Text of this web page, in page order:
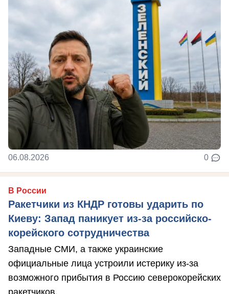
06.08.2026 0
В России
Ракетчики из КНДР готовы ударить по
Киеву: Запад паникует из-за российско-
корейского сотрудничества
Западные СМИ, а также украинские
официальные лица устроили истерику из-за
возможного прибытия в Россию северокорейских